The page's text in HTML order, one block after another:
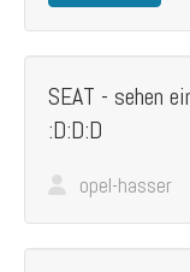
SEAT - sehen
:D:D:D
opel-hasser